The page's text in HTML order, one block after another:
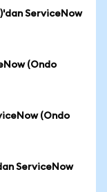
ServiceNow
(Ondo
(Ondo
ServiceNow